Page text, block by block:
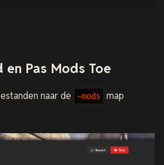
Pas Mods Toe
naar de ~mods
map